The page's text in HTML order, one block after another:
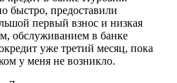
быстро, предоставили
первый взнос и низкая
обслуживанием в банке
уже третий месяц, пока
у меня не возникло.